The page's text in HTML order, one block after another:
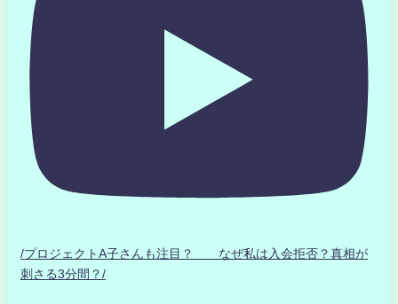
/プロジェクトA子さんも注目？ なぜ私は入会拒否？真相が
刺さる3分間？/